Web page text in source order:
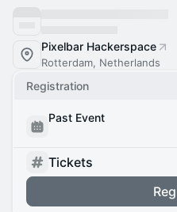
Pixelbar Hackerspace
Rotterdam, Netherlands
Registration
Past Event
Tickets